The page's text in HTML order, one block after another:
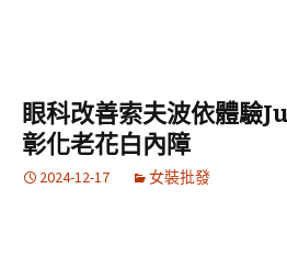
眼科改善索夫波依體驗
彰化老花白內障
2024-12-17 女裝批發